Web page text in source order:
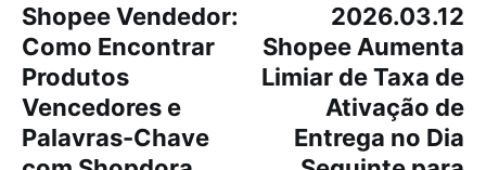
Shopee Vendedor:
Como Encontrar
Produtos
Vencedores e
Palavras-Chave
2026.03.12
Shopee Aumenta
Limiar de Taxa de
Ativação de
Entrega no Dia